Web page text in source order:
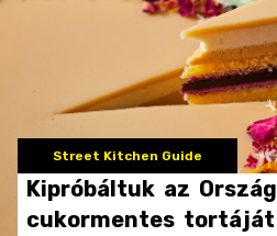
Street Kitchen Guide
Kipróbáltuk az Ország
cukormentes tortáját